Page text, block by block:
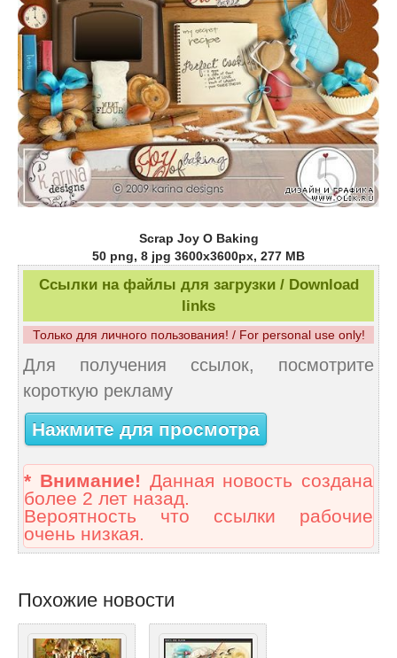
Scrap Joy O Baking
50 png, 8 jpg 3600x3600px, 277 MB
Ссылки на файлы для загрузки / Download
links
Только для личного пользования! / For personal use only!
Для получения ссылок, посмотрите
короткую рекламу
Нажмите для просмотра
* Внимание! Данная новость создана
более 2 лет назад.
Вероятность что ссылки рабочие
очень низкая.
Похожие новости